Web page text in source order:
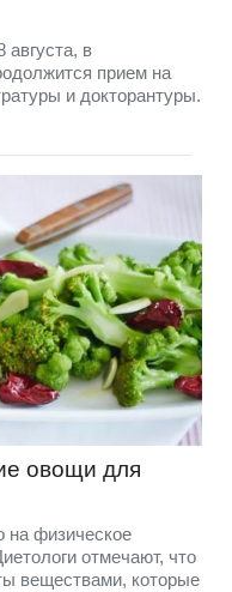
в
прием на
и докторантуры.
овощи для
на физическое
отмечают, что
веществами, которые